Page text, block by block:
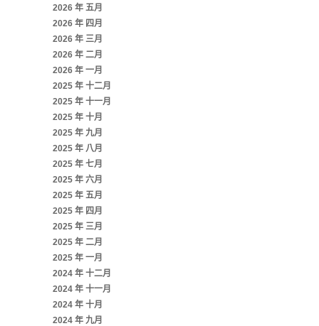
2026 年 五月
2026 年 四月
2026 年 三月
2026 年 二月
2026 年 一月
2025 年 十二月
2025 年 十一月
2025 年 十月
2025 年 九月
2025 年 八月
2025 年 七月
2025 年 六月
2025 年 五月
2025 年 四月
2025 年 三月
2025 年 二月
2025 年 一月
2024 年 十二月
2024 年 十一月
2024 年 十月
2024 年 九月